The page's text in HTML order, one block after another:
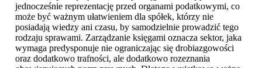
jednocześnie reprezentację przed organami podatkowymi, co
może być ważnym ułatwieniem dla spółek, którzy nie
posiadają wiedzy ani czasu, by samodzielnie prowadzić tego
rodzaju sprawami. Zarządzanie księgami oznacza sektor, jaka
wymaga predysponuje nie ograniczając się drobiazgowości
oraz dodatkowo trafności, ale dodatkowo rozeznania